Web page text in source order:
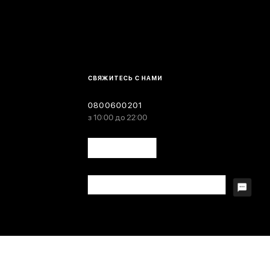
СВЯЖИТЕСЬ С НАМИ
0800600201
з 10:00 до 22:00